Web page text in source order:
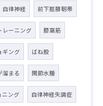
自律神経 前下脛腓靭帯
レーニング 膝窩筋
ギング ばね股
溜まる 関節水腫
ニング 自律神経失調症